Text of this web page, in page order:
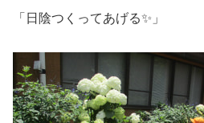
「日陰つくってあげる✨」